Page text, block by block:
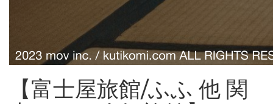
【富士屋旅館/ふふ 他 関